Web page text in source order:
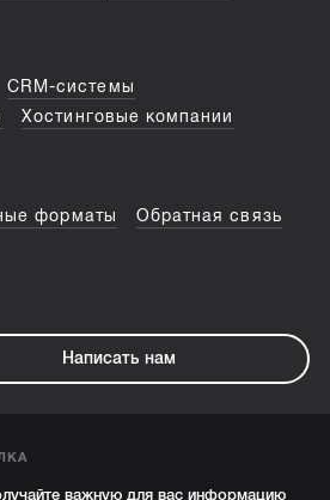
CRM-системы
Хостинговые компании
форматы
Обратная связь
Написать нам
важную для вас информацию